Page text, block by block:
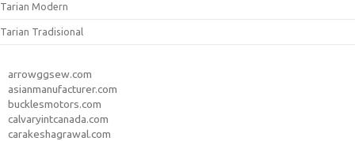
Tarian Modern
Tarian Tradisional
arrowggsew.com
asianmanufacturer.com
bucklesmotors.com
calvaryintcanada.com
carakeshagrawal.com